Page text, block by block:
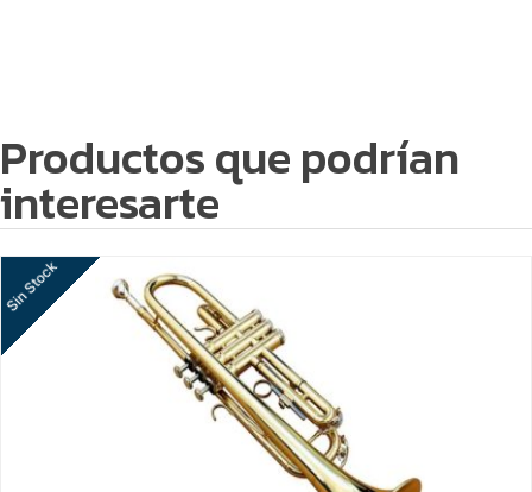
Productos que podrían
interesarte
Sin Stock